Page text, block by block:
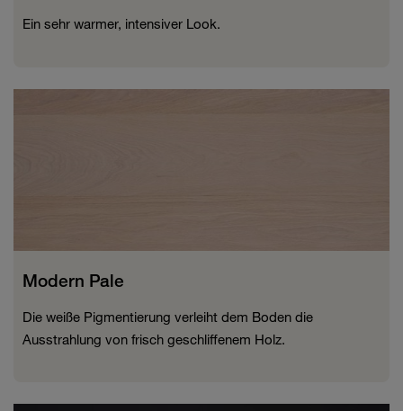
Ein sehr warmer, intensiver Look.
Modern Pale
Die weiße Pigmentierung verleiht dem Boden die
Ausstrahlung von frisch geschliffenem Holz.